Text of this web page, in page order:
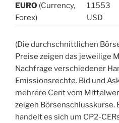
EURO (Currency,
Forex)
1,1553
USD
(Die durchschnittlichen
Preise zeigen das jeweilige
Nachfrage verschiedener
Emissionsrechte. Bid und
mehrere Cent vom
zeigen Börsenschlusskurse.
handelt es sich um CP2-